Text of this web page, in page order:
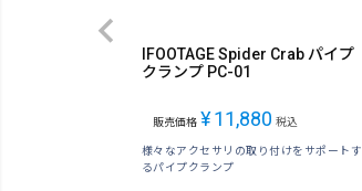
IFOOTAGE Spider Crab パイプ
クランプ PC-01
販売価格 ¥11,880 税込
様々なアクセサリの取り付けをサポートす
るパイプクランプ